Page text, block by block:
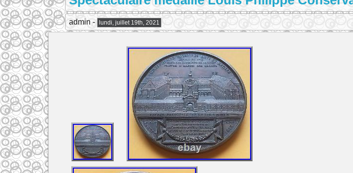
admin - lundi, juillet 19th, 2021